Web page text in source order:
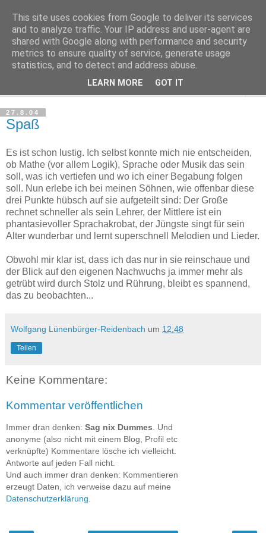
Haltungsturnen
Niveau sieht nur von unten aus wie Arroganz.
27.8.04
Spaß
Es ist schon lustig. Ich selbst konnte mich nie entscheiden,
ob Mathe (vor allem Logik), Sprache oder Musik das sein
soll, was ich vertiefen und wo ich einer Begabung folgen
soll. Nun erlebe ich bei meinen Söhnen, wie offenbar diese
drei Punkte hübsch auf sie aufgeteilt sind: Der Große
rechnet schneller als sein Lehrer, der Mittlere ist ein
phantasievoller Sprachakrobat, der Jüngste singt für sein
Alter wunderbar und lernt superschnell Melodien und Lieder.
Obwohl mir klar ist, dass ich das nur in sie reinschaue und
der Blick auf den eigenen Nachwuchs ja immer mehr als
getrübt wird durch Stolz und Rührung, bleibt es spannend,
das zu beobachten...
Wolfgang Lünenbürger-Reidenbach um 12:48
Teilen
Keine Kommentare:
Kommentar veröffentlichen
Immer dran denken: Sag nix Dummes . Und
anonyme (also nicht mit einem Blog, Profil etc
verknüpfte) Kommentare lösche ich vielleicht.
Antworte auf jeden Fall nicht.
Und auch immer dran denken: Kommentieren
erzeugt Daten, ich verweise dazu auf meine
Datenschutzerklärung
This site uses cookies from Google to deliver its services
and to analyze traffic. Your IP address and user-agent are
shared with Google along with performance and security
metrics to ensure quality of service, generate usage
statistics, and to detect and address abuse.
LEARN MORE GOT IT